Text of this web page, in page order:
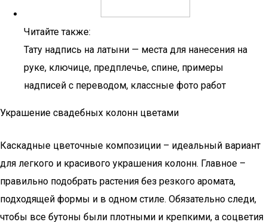
Читайте также:
Тату надпись на латыни — места для нанесения на
руке, ключице, предплечье, спине, примеры
надписей с переводом, классные фото работ
Украшение свадебных колонн цветами
Каскадные цветочные композиции – идеальный вариант
для легкого и красивого украшения колонн. Главное –
правильно подобрать растения без резкого аромата,
подходящей формы и в одном стиле. Обязательно следи,
чтобы все бутоны были плотными и крепкими, а соцветия